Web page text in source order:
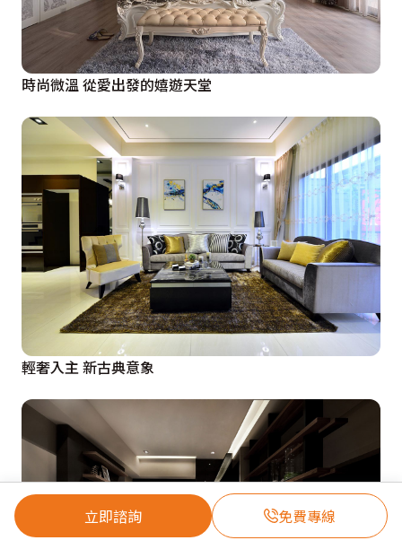
立即諮詢 免費專線
時尚微溫 從愛出發的嬉遊天堂
輕奢入主 新古典意象